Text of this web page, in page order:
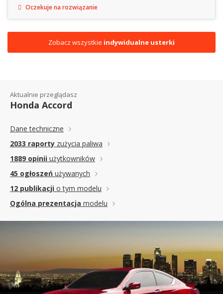
Oczekuje na rozwiązanie
Zobacz wszystkie indywidualne usterki
Aktualnie przeglądasz
Honda Accord
Dane techniczne
2033 raporty zużycia paliwa
1889 opinii użytkowników
45 ogłoszeń używanych
12 publikacji o tym modelu
Ogólna prezentacja modelu